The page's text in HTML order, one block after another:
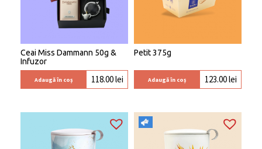
Ceai Miss Dammann 50g &
Infuzor
Adaugă în coș 118.00lei
Petit 375g
Adaugă în coș 123.00lei